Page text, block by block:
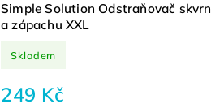
Simple Solution Odstraňovač skvrn
a zápachu XXL
Skladem
249 Kč